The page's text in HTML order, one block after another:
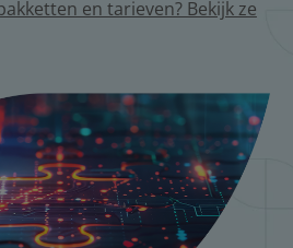
en tarieven? Bekijk ze